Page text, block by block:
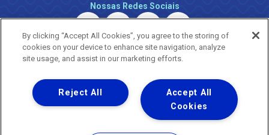
Nossas Redes Sociais
Uma empresa
Copyright ® 2026 - Todos os Direitos Reservados.
Nossa natureza movimenta a vida
By clicking “Accept All Cookies”, you agree to the storing of
cookies on your device to enhance site navigation, analyze
site usage, and assist in our marketing efforts.
Accept All
Cookies
Reject All